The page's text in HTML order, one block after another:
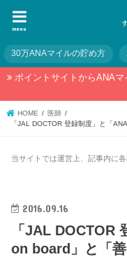
menu
30万ANAマイルの貯め方
ポイントサイトからANA
HOME
医師
「JAL DOCTOR 登録制度」と「
当サイトでは運営上、記事内に
2016.09.16
「JAL DOCTOR
on board」と「善